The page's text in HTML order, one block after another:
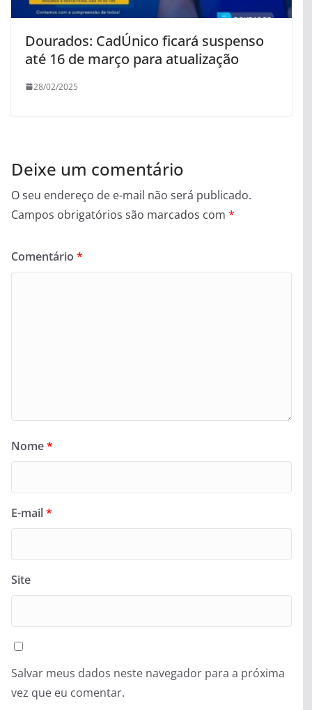
Dourados: CadÚnico ficará suspenso
até 16 de março para atualização
28/02/2025
Deixe um comentário
O seu endereço de e-mail não será publicado.
Campos obrigatórios são marcados com *
Comentário *
Nome*
E-mail*
Site
Salvar meus dados neste navegador para a próxima
vez que eu comentar.